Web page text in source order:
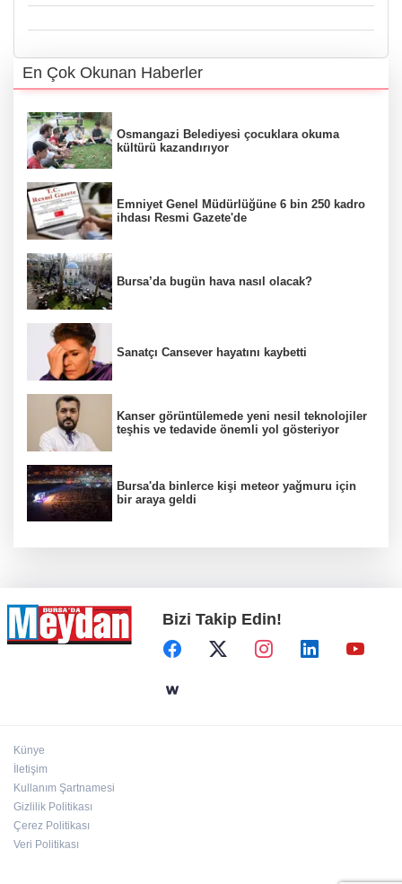
En Çok Okunan Haberler
Osmangazi Belediyesi çocuklara okuma
kültürü kazandırıyor
Emniyet Genel Müdürlüğüne 6 bin 250 kadro
ihdası Resmi Gazete'de
Bursa’da bugün hava nasıl olacak?
Sanatçı Cansever hayatını kaybetti
Kanser görüntülemede yeni nesil teknolojiler
teşhis ve tedavide önemli yol gösteriyor
Bursa'da binlerce kişi meteor yağmuru için
bir araya geldi
Bizi Takip Edin!
Künye
İletişim
Kullanım Şartnamesi
Gizlilik Politikası
Çerez Politikası
Veri Politikası